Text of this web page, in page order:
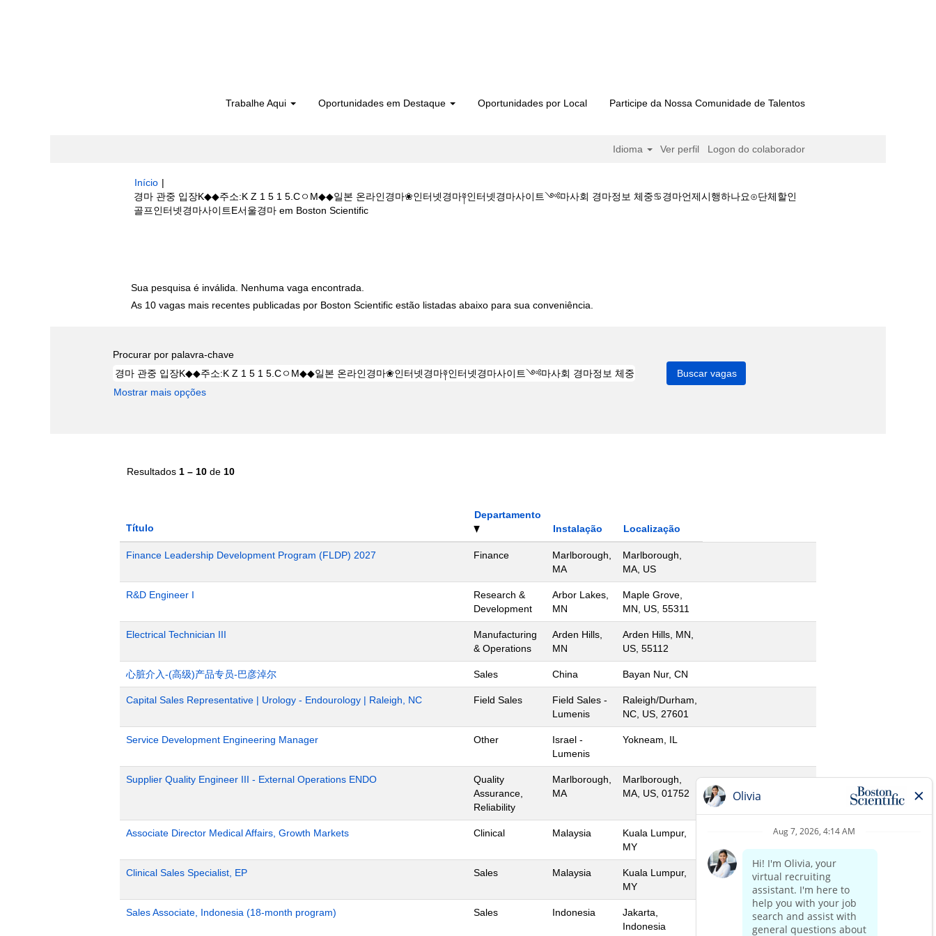
Trabalhe Aqui Oportunidades em Destaque Oportunidades por Local Participe da Nossa Comunidade de Talentos
Idioma Ver perfil Logon do colaborador
Início |
경마 관중 입장K◆◆주소:K Z 1 5 1 5.CㅇM◆◆일본 온라인경마❀인터넷경마༈인터넷경마사이트༺마사회 경마정보 체중♋경마언제시행하나요⊙단체할인
골프인터넷경마사이트E서울경마 em Boston Scientific(página
Sua pesquisa é inválida. Nenhuma vaga encontrada.
As 10 vagas mais recentes publicadas por Boston Scientific estão listadas abaixo para sua conveniência.
Procurar por palavra-chave
Mostrar mais opções
Resultados 1 – 10 de 10
Título
Departamento
Instalação
Localização
Finance Leadership Development Program (FLDP) 2027 Finance
Marlborough,
MA
Marlborough,
MA, US
R&D Engineer I
Research &
Development
Arbor Lakes,
MN
Maple Grove,
MN, US, 55311
Electrical Technician III
Manufacturing
& Operations
Arden Hills,
MN
Arden Hills, MN,
US, 55112
心脏介入-(高级)产品专员-巴彦淖尔 Sales China Bayan Nur, CN
Capital Sales Representative | Urology - Endourology | Raleigh, NC Field Sales
Field Sales -
Lumenis
Raleigh/Durham,
NC, US, 27601
Service Development Engineering Manager Other
Israel -
Lumenis
Yokneam, IL
Supplier Quality Engineer III - External Operations ENDO
Quality
Assurance,
Reliability
Marlborough,
MA
Marlborough,
MA, US, 01752
Associate Director Medical Affairs, Growth Markets Clinical Malaysia
Kuala Lumpur,
MY
Clinical Sales Specialist, EP Sales Malaysia
Kuala Lumpur,
MY
Sales Associate, Indonesia (18-month program) Sales Indonesia
Jakarta,
Indonesia